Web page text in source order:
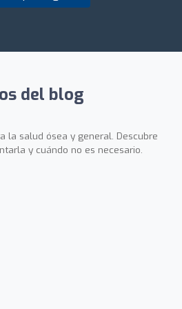
del blog
la salud ósea y general. Descubre
y cuándo no es necesario.